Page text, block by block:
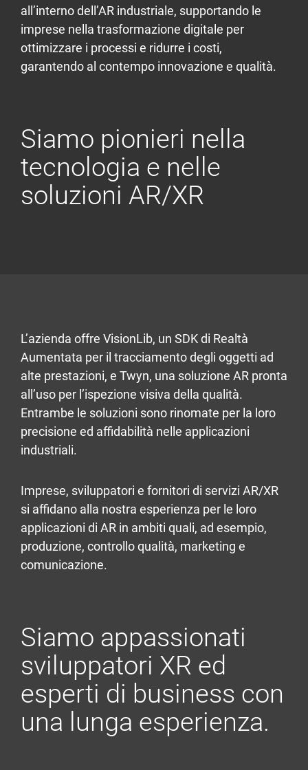
Siamo pionieri nella
tecnologia e nelle
soluzioni AR/XR
all’interno dell’AR industriale, supportando le
imprese nella trasformazione digitale per
ottimizzare i processi e ridurre i costi,
garantendo al contempo innovazione e qualità.
L’azienda offre VisionLib, un SDK di Realtà
Aumentata per il tracciamento degli oggetti ad
alte prestazioni, e Twyn, una soluzione AR pronta
all’uso per l’ispezione visiva della qualità.
Entrambe le soluzioni sono rinomate per la loro
precisione ed affidabilità nelle applicazioni
industriali.
Imprese, sviluppatori e fornitori di servizi AR/XR
si affidano alla nostra esperienza per le loro
applicazioni di AR in ambiti quali, ad esempio,
produzione, controllo qualità, marketing e
comunicazione.
Siamo appassionati
sviluppatori XR ed
esperti di business con
una lunga esperienza.